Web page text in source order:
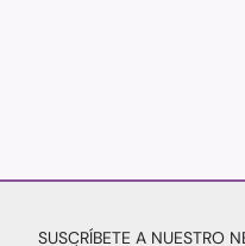
SUSCRÍBETE A NUESTRO